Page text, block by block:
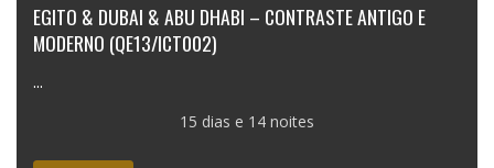
EGITO & DUBAI & ABU DHABI – CONTRASTE ANTIGO E
MODERNO (QE13/ICT002)
...
15 dias e 14 noites